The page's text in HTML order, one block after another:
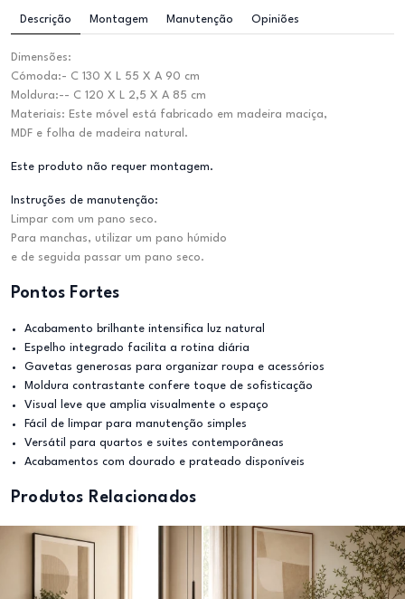
Descrição Montagem Manutenção Opiniões
Dimensões:
Cómoda:- C 130 X L 55 X A 90 cm
Moldura:-- C 120 X L 2,5 X A 85 cm
Materiais: Este móvel está fabricado em madeira maciça,
MDF e folha de madeira natural.
Este produto não requer montagem.
Instruções de manutenção:
Limpar com um pano seco.
Para manchas, utilizar um pano húmido
e de seguida passar um pano seco.
Pontos Fortes
Acabamento brilhante intensifica luz natural
Espelho integrado facilita a rotina diária
Gavetas generosas para organizar roupa e acessórios
Moldura contrastante confere toque de sofisticação
Visual leve que amplia visualmente o espaço
Fácil de limpar para manutenção simples
Versátil para quartos e suites contemporâneas
Acabamentos com dourado e prateado disponíveis
Produtos Relacionados